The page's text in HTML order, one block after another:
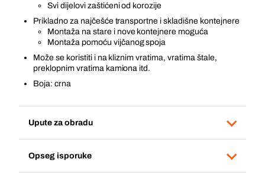
Svi dijelovi zaštićeni od korozije
Prikladno za najčešće transportne i skladišne kontejnere
Montaža na stare i nove kontejnere moguća
Montaža pomoću vijčanog spoja
Može se koristiti i na kliznim vratima, vratima štale,
preklopnim vratima kamiona itd.
Boja: crna
Upute za obradu
Opseg isporuke